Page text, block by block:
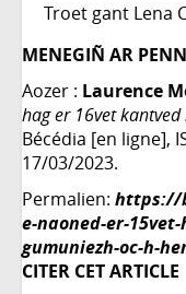
Troet gant Lena
MENEGIÑ AR
Aozer : Laurence
hag er 16vet
Bécédia [en ligne],
17/03/2023.
Permalien: https://
e-naoned-er-
gumuniezh-oc-h-
CITER CET ARTICLE